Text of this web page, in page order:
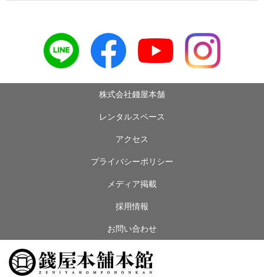
株式会社錢屋本舗
レンタルスペース
アクセス
プライバシーポリシー
メディア掲載
採用情報
お問い合わせ